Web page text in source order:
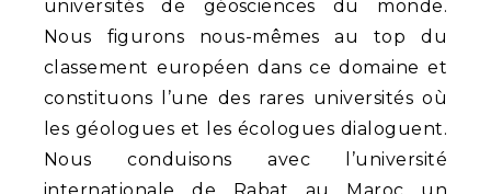
universités de géosciences du monde.
Nous figurons nous-mêmes au top du
classement européen dans ce domaine et
constituons l’une des rares universités où
les géologues et les écologues dialoguent.
Nous conduisons avec l’université